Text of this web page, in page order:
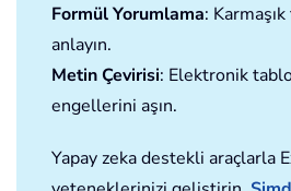
Formül Yorumlama:
anlayın.
Metin Çevirisi: Elektronik
engellerini aşın.
Yapay zeka destekli araçlarla